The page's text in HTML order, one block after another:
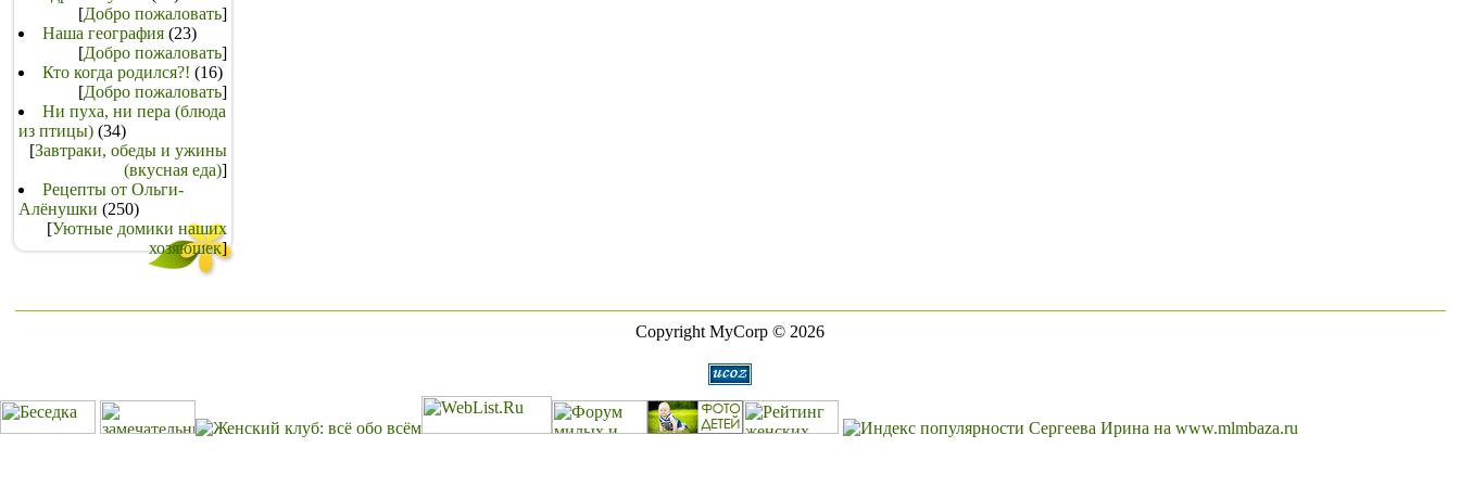
[Добро пожаловать]
Наша география (23)
[Добро пожаловать]
Кто когда родился?! (16)
[Добро пожаловать]
Ни пуха, ни пера (блюда
из птицы) (34)
[Завтраки, обеды и ужины
(вкусная еда)]
Рецепты от Ольги-
Алёнушки (250)
[Уютные домики наших
хозяюшек]
Copyright MyCorp © 2026